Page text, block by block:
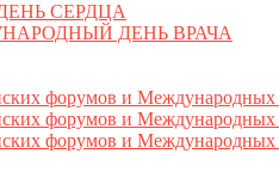
СЕРДЦА
ДЕНЬ ВРАЧА
форумов и Международных
и Международных
и Международных